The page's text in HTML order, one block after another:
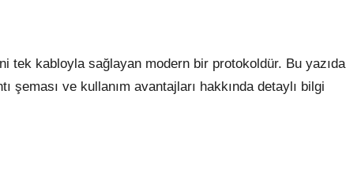
tek kabloyla sağlayan modern bir protokoldür. Bu yazıda
şeması ve kullanım avantajları hakkında detaylı bilgi